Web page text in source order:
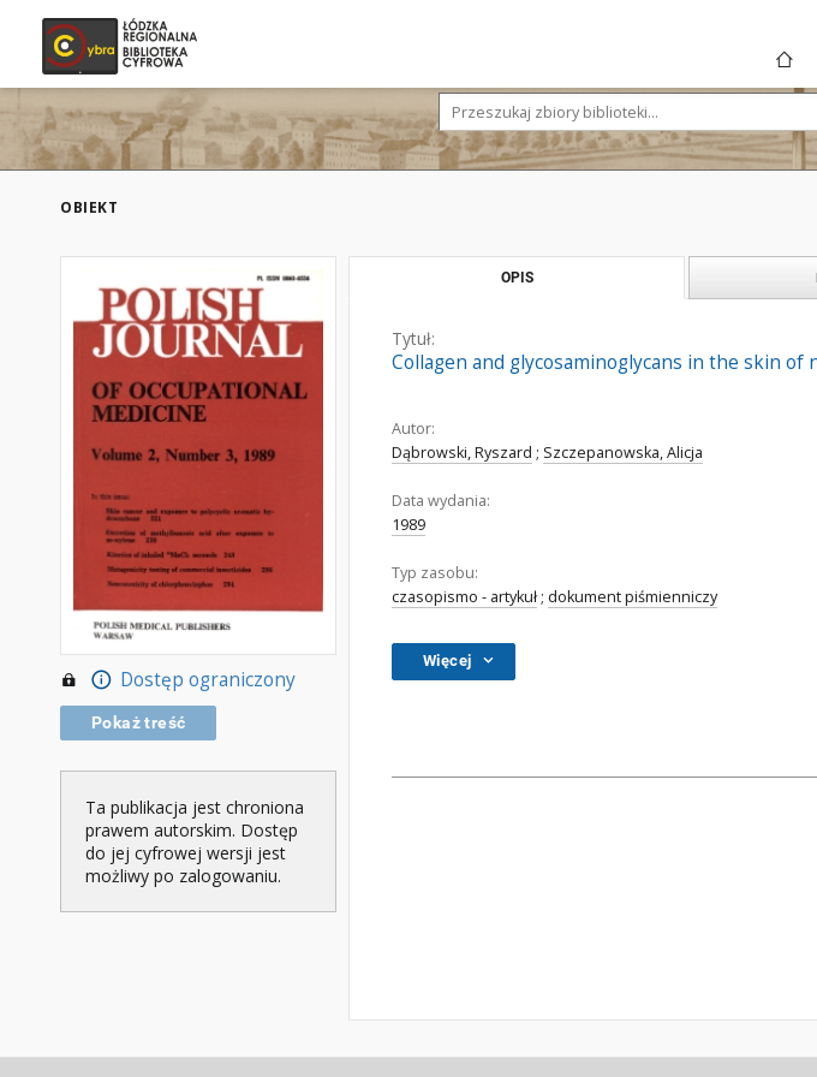
OBIEKT
Dostęp ograniczony
Pokaż treść
Ta publikacja jest chroniona
prawem autorskim. Dostęp
do jej cyfrowej wersji jest
możliwy po zalogowaniu.
OPIS
Tytuł:
Collagen and glycosaminoglycans in the skin
Autor:
Dąbrowski, Ryszard ; Szczepanowska, Alicja
Data wydania:
1989
Typ zasobu:
czasopismo - artykuł ; dokument piśmienniczy
Więcej